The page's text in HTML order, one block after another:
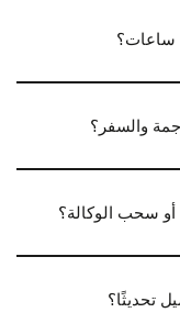
ساعات؟
والسفر؟
سحب الوكالة؟
تحديثًا؟